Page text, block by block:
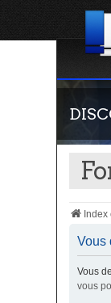
France !
Vous
Vous
vous